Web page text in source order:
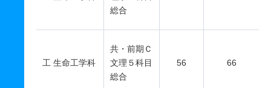
総合
工 生命工学科
共・前期Ｃ
文理５科目
総合
56 66